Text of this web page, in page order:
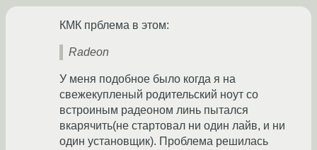
КМК прблема в этом:
Radeon
У меня подобное было когда я на
свежекупленый родительский ноут со
встроиным радеоном линь пытался
вкарячить(не стартовал ни один лайв, и ни
один установщик). Проблема решилась